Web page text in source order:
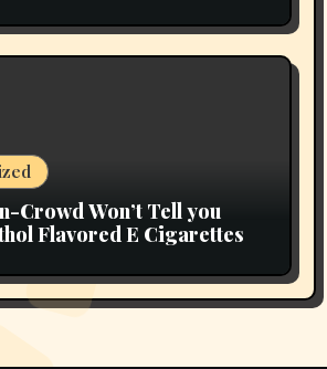
Crowd Won’t Tell you
Flavored E Cigarettes